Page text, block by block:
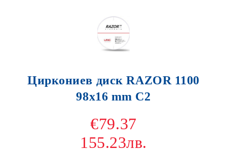
Циркониев диск RAZOR 1100
98x16 mm C2
€79.37
155.23лв.